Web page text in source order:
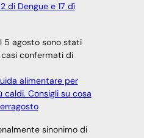
di Dengue e 17 dì
5 agosto sono stati
casi confermati di
alimentare per
Consigli su cosa
sinonimo di